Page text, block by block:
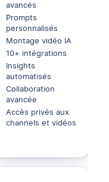
avancés
Prompts
personnalisés
Montage vidéo IA
10+ intégrations
Insights
automatisés
Collaboration
avancée
Accès privés aux
channels et vidéos